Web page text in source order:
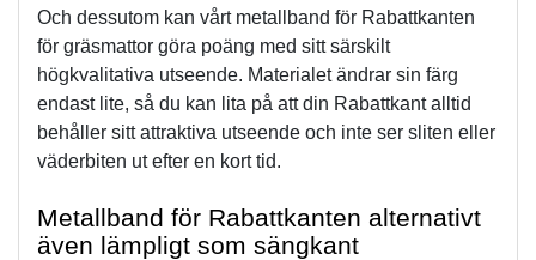
Och dessutom kan vårt metallband för Rabattkanten
för gräsmattor göra poäng med sitt särskilt
högkvalitativa utseende. Materialet ändrar sin färg
endast lite, så du kan lita på att din Rabattkant alltid
behåller sitt attraktiva utseende och inte ser sliten eller
väderbiten ut efter en kort tid.
Metallband för Rabattkanten alternativt
även lämpligt som sängkant